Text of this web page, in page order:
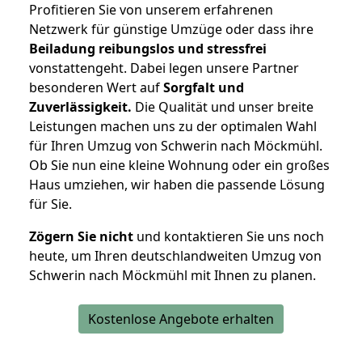
Profitieren Sie von unserem erfahrenen
Netzwerk für günstige Umzüge oder dass ihre
Beiladung reibungslos und stressfrei
vonstattengeht. Dabei legen unsere Partner
besonderen Wert aufSorgfalt und
Zuverlässigkeit. Die Qualität und unser breite
Leistungen machen uns zu der optimalen Wahl
für Ihren Umzug von Schwerin nach Möckmühl.
Ob Sie nun eine kleine Wohnung oder ein großes
Haus umziehen, wir haben die passende Lösung
für Sie.
Zögern Sie nicht und kontaktieren Sie uns noch
heute, um Ihren deutschlandweiten Umzug von
Schwerin nach Möckmühl mit Ihnen zu planen.
Kostenlose Angebote erhalten